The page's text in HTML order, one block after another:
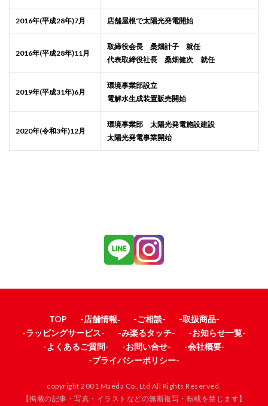
2016年(平成28年)7月 店舗屋根で太陽光発電開始
2016年(平成28年)11月
取締役会長 桑畑計子 就任
代表取締役社長 桑畑健次 就任
2019年(平成31年)6月
環境事業部設立
電解水生成装置販売開始
2020年(令和3年)12月
環境事業部 太陽光発電施設建設
太陽光発電事業開始
TOP -店舗情報‐ -ご相談-
-取扱商品-
-ラッピングサービス-
-み楽るタッチ-
-お知らせ一覧-
-よくあるご質問-
-お問い合せ-
-会社概要-
-プライバシーポリシー-
copyright 2001 Maeda Co.,Ltd All Rights Reserved.
【掲載の記事・写真・イラストなどの無断複写・転載を禁じます】